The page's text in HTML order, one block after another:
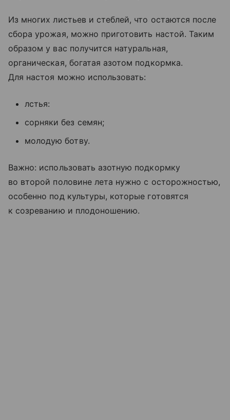
Из многих листьев и стеблей, что остаются после
сбора урожая, можно приготовить настой. Таким
образом у вас получится натуральная,
органическая, богатая азотом подкормка.
Для настоя можно использовать:
лстья:
сорняки без семян;
молодую ботву.
Важно: использовать азотную подкормку
во второй половине лета нужно с осторожностью,
особенно под культуры, которые готовятся
к созреванию и плодоношению.